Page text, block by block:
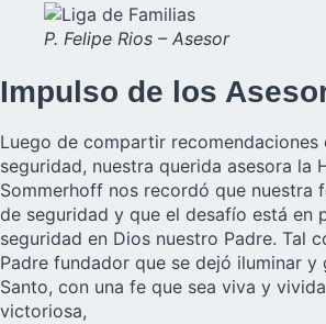
P. Felipe Rios – Asesor
Impulso de los
Luego de compartir recomendaciones
seguridad, nuestra querida asesora la
Sommerhoff nos recordó que nuestra
de seguridad y que el desafío está en
seguridad en Dios nuestro Padre. Tal
Padre fundador que se dejó iluminar y
Santo, con una fe que sea viva y
victoriosa,